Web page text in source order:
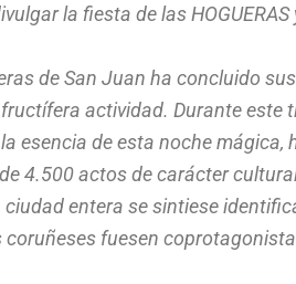
la fiesta de las
de San Juan ha concluido
actividad. Durante este
esencia de esta noche mágica,
4.500 actos de carácter
entera se sintiese
coruñeses fuesen